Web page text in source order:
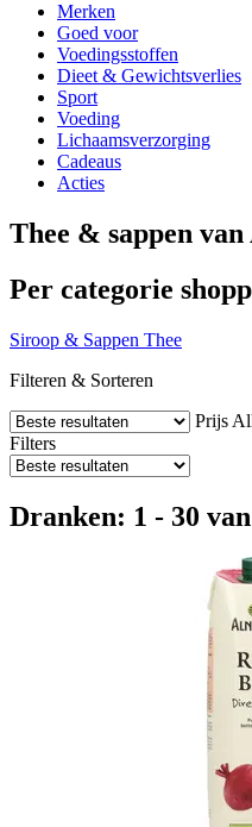
Merken
Goed voor
Voedingsstoffen
Dieet & Gewichtsverlies
Sport
Voeding
Lichaamsverzorging
Cadeaus
Acties
Thee & sappen
Per categorie
Siroop & Sappen Thee
Filteren & Sorteren
Prijs
Filters
Dranken: 1 - 30